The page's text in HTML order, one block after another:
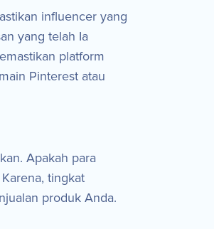
influencer yang
yang telah Ia
platform
Pinterest atau
Apakah para
tingkat
produk Anda.